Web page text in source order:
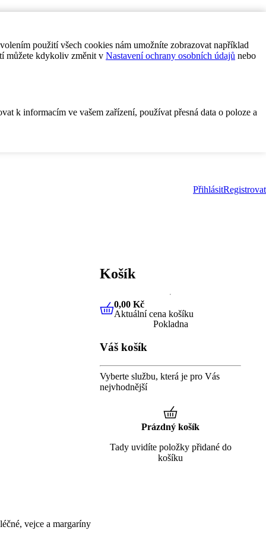
použití všech cookies nám umožníte zobrazovat například
můžete kdykoliv změnit v Nastavení ochrany osobních údajů nebo
k informacím ve vašem zařízení, používat přesná data o poloze a
PřihlásitRegistrovat
vejce a margaríny
Košík
0,00 KčAktuální cena košíku
0,00 Kč
Aktuální cena košíku
Pokladna
Váš košík
Vyberte službu, která je pro Vás
nejvhodnější
Prázdný košík
Tady uvidíte položky přidané do
košíku